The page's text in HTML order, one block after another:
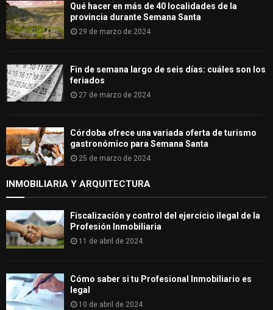
Qué hacer en más de 40 localidades de la
provincia durante Semana Santa
29 de marzo de 2024
Fin de semana largo de seis días: cuáles son los
feriados
27 de marzo de 2024
Córdoba ofrece una variada oferta de turismo
gastronómico para Semana Santa
25 de marzo de 2024
INMOBILIARIA Y ARQUITECTURA
Fiscalización y control del ejercicio ilegal de la
Profesión Inmobiliaria
11 de abril de 2024
Cómo saber si tu Profesional Inmobiliario es
legal
10 de abril de 2024